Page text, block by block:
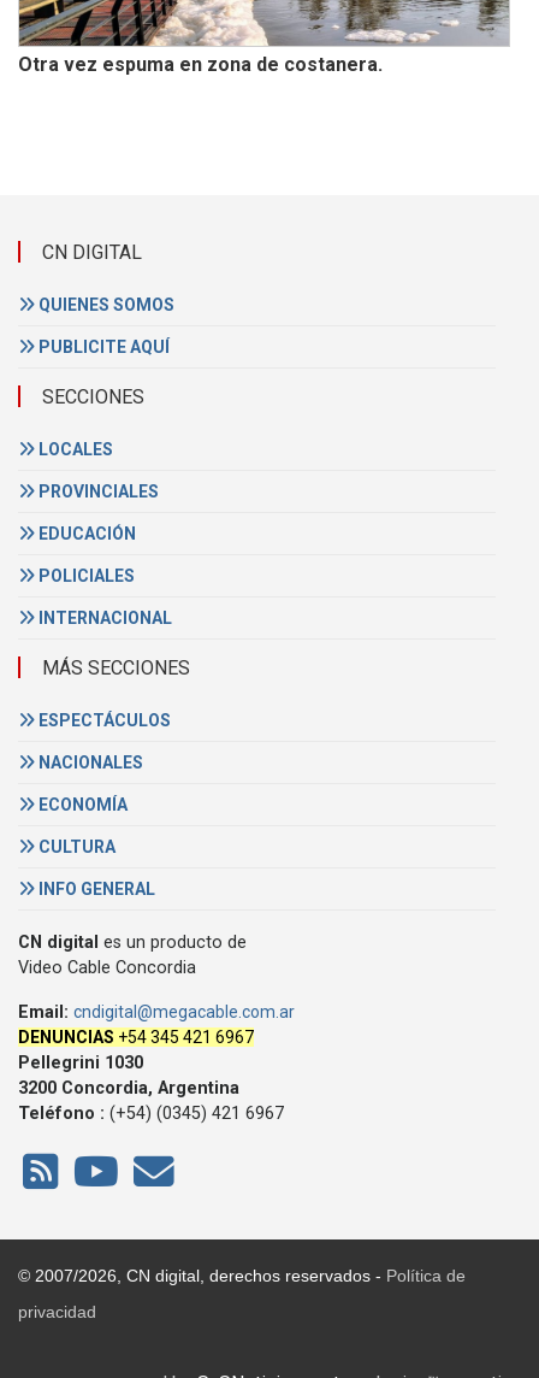
Otra vez espuma en zona de costanera.
CN DIGITAL
QUIENES SOMOS
PUBLICITE AQUÍ
SECCIONES
LOCALES
PROVINCIALES
EDUCACIÓN
POLICIALES
INTERNACIONAL
MÁS SECCIONES
ESPECTÁCULOS
NACIONALES
ECONOMÍA
CULTURA
INFO GENERAL
CN digital es un producto de
Video Cable Concordia
Email: cndigital@megacable.com.ar
DENUNCIAS +54 345 421 6967
Pellegrini 1030
3200 Concordia, Argentina
Teléfono : (+54) (0345) 421 6967
© 2007/2026, CN digital, derechos reservados - Política de
privacidad